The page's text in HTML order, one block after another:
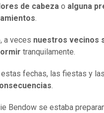
de cabeza o alguna
.
a veces nuestros vecinos
tranquilamente.
estas fechas, las fiestas y
.
Bendow se estaba